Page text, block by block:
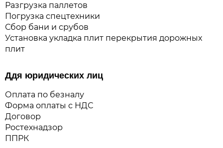
Разгрузка паллетов
Погрузка спецтехники
Сбор бани и срубов
Установка укладка плит перекрытия дорожных
плит
Ддя юридических лиц
Оплата по безналу
Форма оплаты с НДС
Договор
Ростехнадзор
ППРК